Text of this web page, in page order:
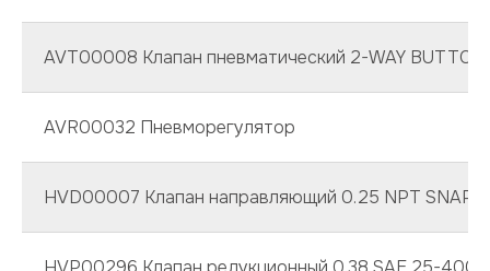
AVT00008 Клапан пневматический 2-WAY BUTTON
AVR00032 Пневморегулятор
HVD00007 Клапан направляющий 0.25 NPT